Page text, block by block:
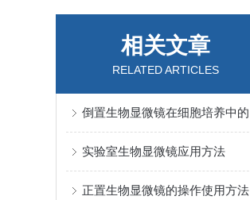
相关文章
RELATED ARTICLES
实验室生物显微镜应用方法
正置生物显微镜的操作使用方法